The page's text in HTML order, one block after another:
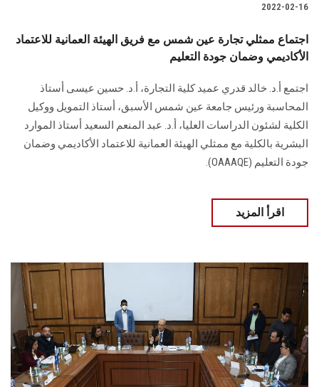
2022-02-16
اجتماع ممثلي تجارة عين شمس مع فريق الهيئة العمانية للاعتماد
الأكاديمي وضمان جودة التعليم
اجتمع أ.د. خالد قدري عميد كلية التجارة، أ.د. حسين عيسى أستاذ
المحاسبة ورئيس جامعة عين شمس الأسبق، أستاذ التمويل ووكيل
الكلية لشئون الدراسات العليا، أ.د. عبد المنعم السعيد أستاذ الموارد
البشرية بالكلية مع ممثلي الهيئة العمانية للاعتماد الأكاديمي وضمان
جودة التعليم (OAAAQE).
اقرأ المزيد